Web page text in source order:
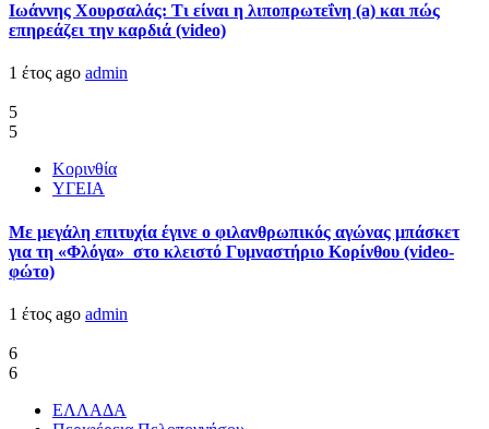
Ιωάννης Χουρσαλάς: Τι είναι η λιποπρωτεΐνη (a) και πώς
επηρεάζει την καρδιά (video)
1 έτος ago admin
5
5
Κορινθία
ΥΓΕΙΑ
Με μεγάλη επιτυχία έγινε ο φιλανθρωπικός αγώνας μπάσκετ
για τη «Φλόγα» στο κλειστό Γυμναστήριο Κορίνθου (video-
φώτο)
1 έτος ago admin
6
6
ΕΛΛΑΔΑ